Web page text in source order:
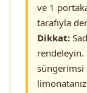
ve 1
tarafıyla
Dikkat:
rendeleyin.
süngerimsi